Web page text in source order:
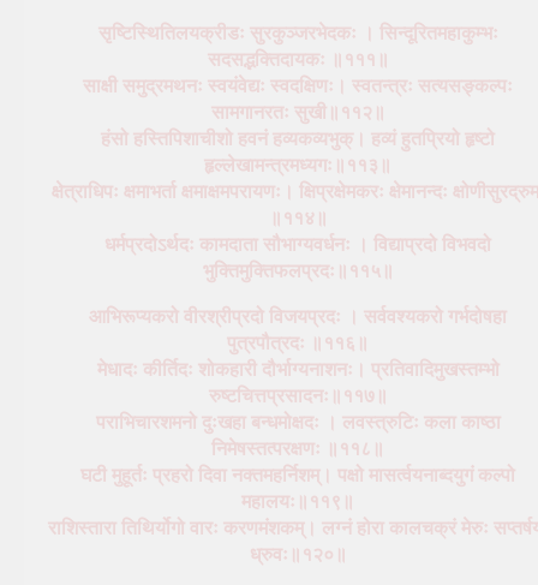
सृष्टिस्थितिलयक्रीडः सुरकुञ्जरभेदकः । सिन्दूरितमहाकुम्भः
सदसद्भक्तिदायकः ॥१११॥
साक्षी समुद्रमथनः स्वयंवेद्यः स्वदक्षिणः। स्वतन्त्रः सत्यसङ्कल्पः
सामगानरतः सुखी॥११२॥
हंसो हस्तिपिशाचीशो हवनं हव्यकव्यभुक्। हव्यं हुतप्रियो हृष्टो
हृल्लेखामन्त्रमध्यगः॥११३॥
क्षेत्राधिपः क्षमाभर्ता क्षमाक्षमपरायणः। क्षिप्रक्षेमकरः क्षेमानन्दः
॥११४॥
धर्मप्रदोऽर्थदः कामदाता सौभाग्यवर्धनः । विद्याप्रदो विभवदो
भुक्तिमुक्तिफलप्रदः॥११५॥
आभिरूप्यकरो वीरश्रीप्रदो विजयप्रदः । सर्ववश्यकरो गर्भदोषहा
पुत्रपौत्रदः ॥११६॥
मेधादः कीर्तिदः शोकहारी दौर्भाग्यनाशनः। प्रतिवादिमुखस्तम्भो
रुष्टचित्तप्रसादनः॥११७॥
पराभिचारशमनो दुःखहा बन्धमोक्षदः । लवस्त्रुटिः कला काष्ठा
निमेषस्तत्परक्षणः ॥११८॥
घटी मुहूर्तः प्रहरो दिवा नक्तमहर्निशम्। पक्षो मासर्त्वयनाब्दयुगं कल्पो
महालयः॥११९॥
राशिस्तारा तिथिर्योगो वारः करणमंशकम्। लग्नं होरा कालचक्रं मेरुः
ध्रुवः॥१२०॥